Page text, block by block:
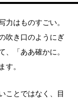
力はものすごい。
吹き口のようにぎ
、「ああ確かに。
す。
ことではなく、目